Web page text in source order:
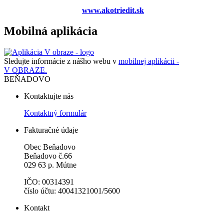
www.akotriedit.sk
Mobilná aplikácia
Sledujte informácie z nášho webu v mobilnej aplikácii -
V OBRAZE.
BEŇADOVO
Kontaktujte nás
Kontaktný formulár
Fakturačné údaje
Obec Beňadovo
Beňadovo č.66
029 63 p. Mútne
IČO: 00314391
číslo účtu: 40041321001/5600
Kontakt